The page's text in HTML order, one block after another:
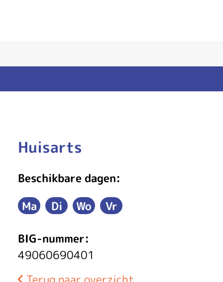
M
K
.
E
i
j
Huisarts
Beschikbare dagen:
Maandag
Ma Dinsdag
Di Woensdag
Wo Vrijdag
Vr
BIG-nummer:
49060690401